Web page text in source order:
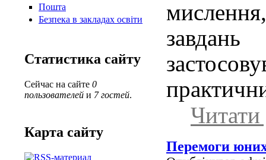
Пошта
Безпека в закладах освіти
Статистика сайту
Сейчас на сайте 0
пользователей и 7 гостей.
Карта сайту
Перемоги